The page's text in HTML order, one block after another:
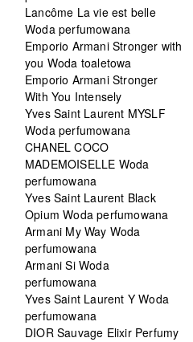
Lancôme La vie est belle
Woda perfumowana
Emporio Armani Stronger with
you Woda toaletowa
Emporio Armani Stronger
With You Intensely
Yves Saint Laurent MYSLF
Woda perfumowana
CHANEL COCO
MADEMOISELLE Woda
perfumowana
Yves Saint Laurent Black
Opium Woda perfumowana
Armani My Way Woda
perfumowana
Armani Si Woda
perfumowana
Yves Saint Laurent Y Woda
perfumowana
DIOR Sauvage Elixir Perfumy